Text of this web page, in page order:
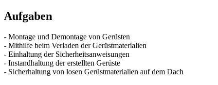
Aufgaben
- Montage und Demontage von Gerüsten
- Mithilfe beim Verladen der Gerüstmaterialien
- Einhaltung der Sicherheitsanweisungen
- Instandhaltung der erstellten Gerüste
- Sicherhaltung von losen Gerüstmaterialien auf dem Dach